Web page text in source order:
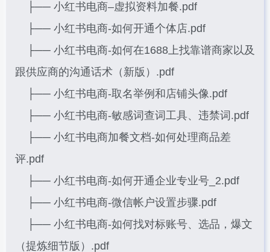
├── 小红书电商–虚拟资料加餐.pdf
├── 小红书电商-如何开通个体店.pdf
├── 小红书电商-如何在1688上找靠谱商家以及
跟供应商的沟通话术（新版）.pdf
├── 小红书电商-取名举例和店铺头像.pdf
├── 小红书电商-敏感词查词工具、违禁词.pdf
├── 小红书电商加餐文档-如何处理商品差
评.pdf
├── 小红书电商-如何开通企业专业号_2.pdf
├── 小红书电商-微信帐户设置步骤.pdf
├── 小红书电商-如何找对标账号、选品，爆文
（提炼细节版）.pdf